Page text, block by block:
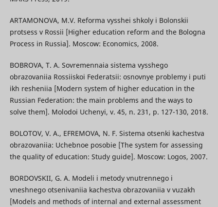
ARTAMONOVA, M.V. Reforma vysshei shkoly i Bolonskii
protsess v Rossii [Higher education reform and the Bologna
Process in Russia]. Moscow: Economics, 2008.
BOBROVA, T. A. Sovremennaia sistema vysshego
obrazovaniia Rossiiskoi Federatsii: osnovnye problemy i puti
ikh resheniia [Modern system of higher education in the
Russian Federation: the main problems and the ways to
solve them]. Molodoi Uchenyi, v. 45, n. 231, p. 127-130, 2018.
BOLOTOV, V. A., EFREMOVA, N. F. Sistema otsenki kachestva
obrazovaniia: Uchebnoe posobie [The system for assessing
the quality of education: Study guide]. Moscow: Logos, 2007.
BORDOVSKII, G. A. Modeli i metody vnutrennego i
vneshnego otsenivaniia kachestva obrazovaniia v vuzakh
[Models and methods of internal and external assessment